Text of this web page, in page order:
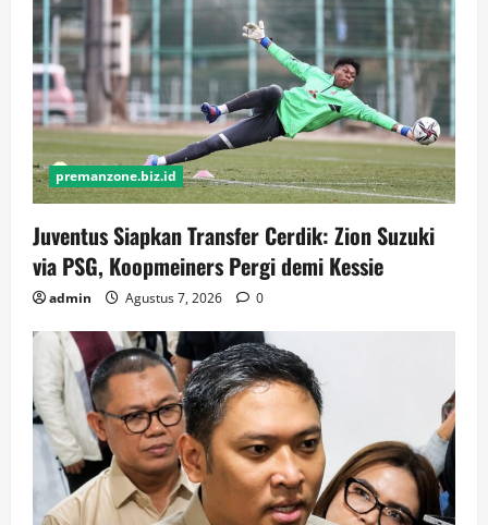
premanzone.biz.id
Juventus Siapkan Transfer Cerdik: Zion Suzuki
via PSG, Koopmeiners Pergi demi Kessie
admin Agustus 7, 2026 0